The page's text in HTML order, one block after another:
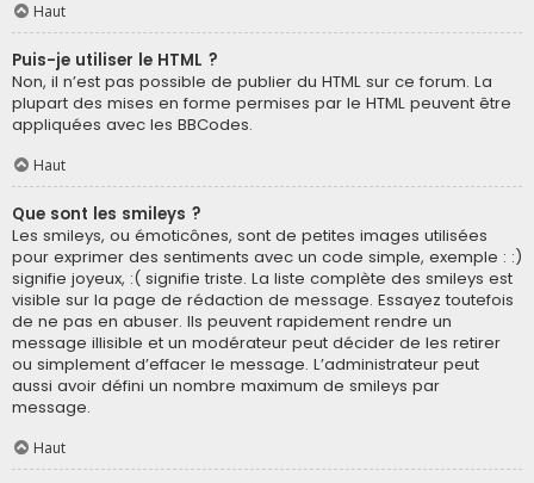
Haut
Puis-je utiliser le HTML ?
Non, il n’est pas possible de publier du HTML sur ce forum. La
plupart des mises en forme permises par le HTML peuvent être
appliquées avec les BBCodes.
Haut
Que sont les smileys ?
Les smileys, ou émoticônes, sont de petites images utilisées
pour exprimer des sentiments avec un code simple, exemple : :)
signifie joyeux, :( signifie triste. La liste complète des smileys est
visible sur la page de rédaction de message. Essayez toutefois
de ne pas en abuser. Ils peuvent rapidement rendre un
message illisible et un modérateur peut décider de les retirer
ou simplement d’effacer le message. L’administrateur peut
aussi avoir défini un nombre maximum de smileys par
message.
Haut